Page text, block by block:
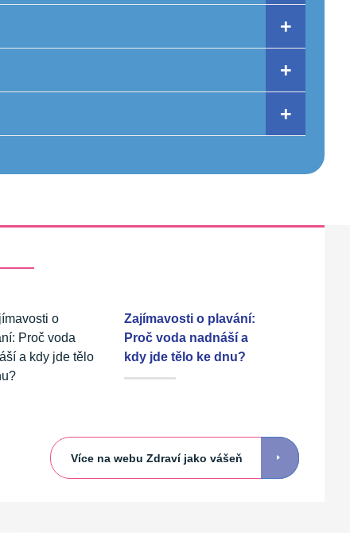
Zajímavosti o plavání:
Proč voda nadnáší a
kdy jde tělo ke dnu?
Více na webu Zdraví jako vášeň